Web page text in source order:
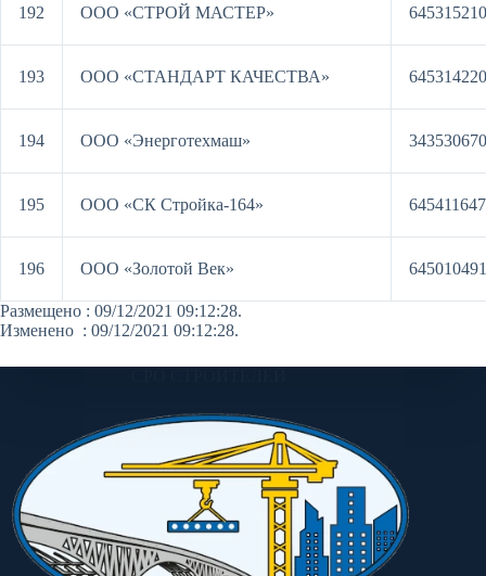
192 ООО «СТРОЙ МАСТЕР»
193 ООО «СТАНДАРТ КАЧЕСТВА»
194 ООО «Энерготехмаш»
195 ООО «СК Стройка-164»
196 ООО «Золотой Век»
Размещено : 09/12/2021 09:12:28.
Изменено : 09/12/2021 09:12:28.